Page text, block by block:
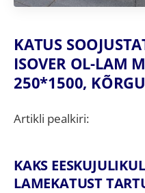
KATUS
ISOVER OL-LAM
250*1500,
Artikli pealkiri:
KAKS
LAMEKATUST